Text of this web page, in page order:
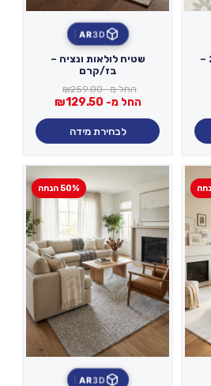
שטיח אליו קידס 2420 –
3D
AR
שטיח לולאות ונציה –
בז/קרם
החל מ- ₪259.00
החל מ- ₪129.50
לבחירת מידה
50% הנחה
3D
AR